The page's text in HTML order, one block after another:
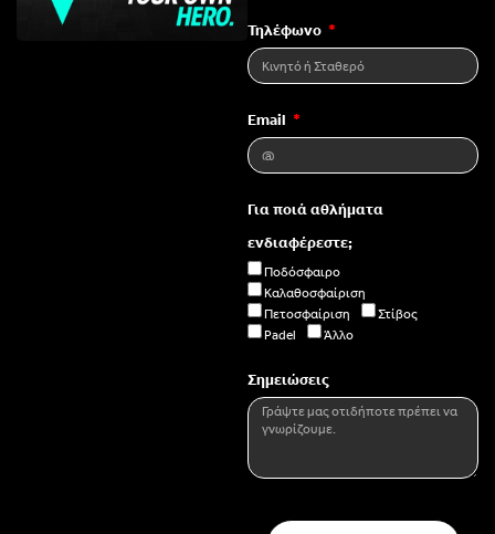
Τηλέφωνο
Email
Για ποιά αθλήματα
ενδιαφέρεστε;
Ποδόσφαιρο
Καλαθοσφαίριση
Πετοσφαίριση
Στίβος
Padel
Άλλο
Σημειώσεις